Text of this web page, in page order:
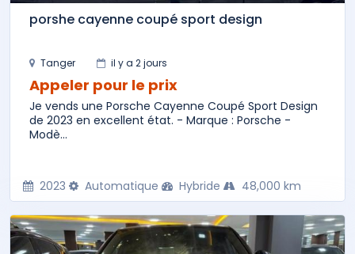
porshe cayenne coupé sport design
Tanger il y a 2 jours
Appeler pour le prix
Je vends une Porsche Cayenne Coupé Sport Design
de 2023 en excellent état. - Marque : Porsche -
Modè...
2023 Automatique Hybride 48,000 km